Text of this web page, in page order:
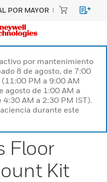
POR MAYOR
por mantenimiento
8 de agosto, de 7:00
(11:00 PM a 9:00 AM
agosto de 1:00 AM a
4:30 AM a 2:30 PM IST).
durante este
Floor
Kit